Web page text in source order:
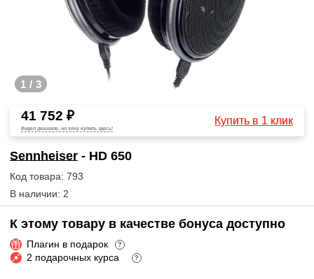
1 / 3
41 752 ₽
Видел дешевле, но хочу купить здесь!
Купить в 1 клик
Sennheiser - HD 650
Код товара: 793
В наличии: 2
К этому товару в качестве бонуса доступно
Плагин в подарок ?
2 подарочных курса ?